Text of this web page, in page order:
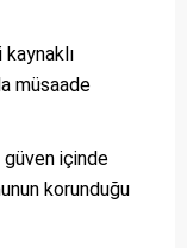
müsaade
güven içinde
korunduğu